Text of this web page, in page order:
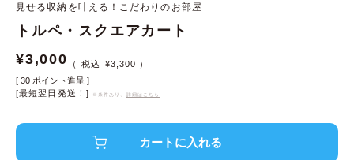
見せる収納を叶える！こだわりのお部屋
トルペ・スクエアカート
¥3,000 ¥3,300
[ 30 ポイント進呈 ]
[最短翌日発送！]
※条件あり、 詳細はこちら